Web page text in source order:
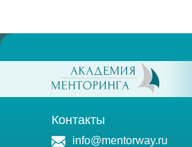
Контакты
info@mentorway.ru